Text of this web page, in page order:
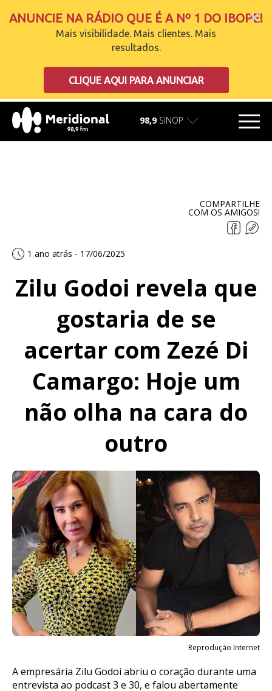
ANUNCIE NA RÁDIO QUE É A Nº 1 DO IBOPE!
Mais visibilidade. Mais clientes. Mais
resultados.
CLIQUE AQUI PARA ANUNCIAR
98,9 SINOP
COMPARTILHE
COM OS AMIGOS!
1 ano atrás - 17/06/2025
Zilu Godoi revela que
gostaria de se
acertar com Zezé Di
Camargo: Hoje um
não olha na cara do
outro
Reprodução Internet
A empresária Zilu Godoi abriu o coração durante uma
entrevista ao podcast 3 e 30, e falou abertamente